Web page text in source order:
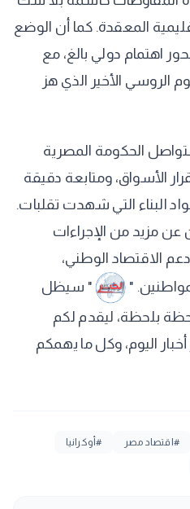
المعقدة. كما أن الوضع
اهتمام دولي بالغ، مع
الروسي الأخير الذي هز
الحكومة المصرية
الأسواق، ومتابعة دقيقة
البناء التي شهدت تقلبات.
عن مزيد من الإجراءات
الاقتصاد الوطني،
"
" سيظل
بلحظة، ليقدم لكم
اليوم، وكل ما يهمكم
#اقتصاد مصر
#أوكرانيا